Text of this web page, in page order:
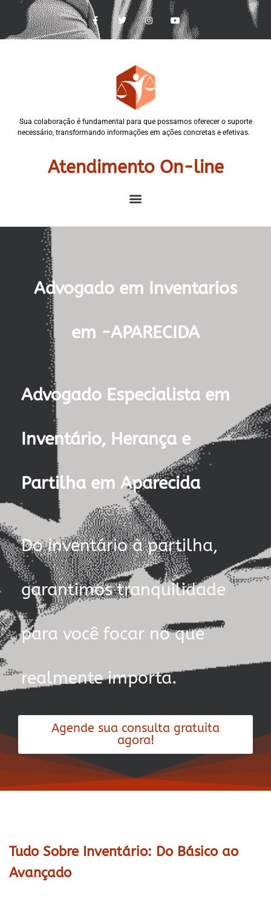
Sua colaboração é fundamental para que possamos oferecer o suporte
necessário, transformando informações em ações concretas e efetivas.
Atendimento On-line
Advogado em Inventarios
em -APARECIDA
Advogado Especialista em
Inventário, Herança e
Partilha em Aparecida
Do inventário à partilha,
garantimos tranquilidade
para você focar no que
realmente importa.
Agende sua consulta gratuita
agora!
Tudo Sobre Inventário: Do Básico ao
Avançado